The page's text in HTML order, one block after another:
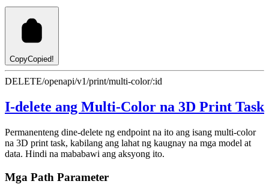
CopyCopied!
DELETE/openapi/v1/print/multi-color/:id
I-delete ang Multi-Color na 3D Print Task
Permanenteng dine-delete ng endpoint na ito ang isang multi-color
na 3D print task, kabilang ang lahat ng kaugnay na mga model at
data. Hindi na mababawi ang aksyong ito.
Mga Path Parameter